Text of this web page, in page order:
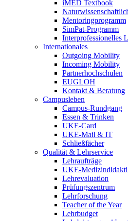
iMED Textbook
Mentoringprogramm
SimPat-Programm
Interprofessionelles
Internationales
Outgoing Mobility
Incoming Mobility
Partnerhochschulen
EUGLOH
Kontakt & Beratung
Campusleben
Campus-Rundgang
Essen & Trinken
UKE-Card
UKE-Mail & IT
Schließfächer
Qualität & Lehrservice
Lehraufträge
UKE-
Lehrevaluation
Prüfungszentrum
Lehrforschung
Teacher of the Year
Lehrbudget